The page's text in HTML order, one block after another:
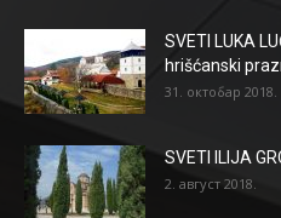
SVETI LUKA
hrišćanski
31. октобар 2018.
SVETI ILIJA
2. август 2018.